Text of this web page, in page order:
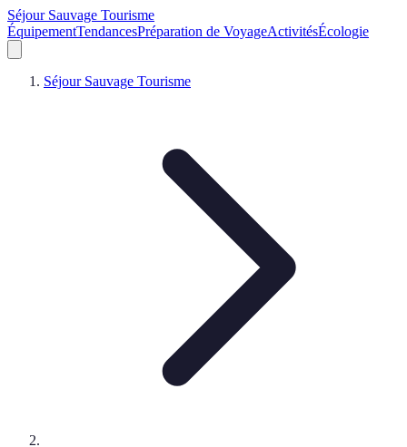
Séjour Sauvage Tourisme
ÉquipementTendancesPréparation de VoyageActivitésÉcologie
Séjour Sauvage Tourisme